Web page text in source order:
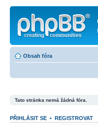
Obsah fóra
Tato stránka nemá žádná fóra.
PŘIHLÁSIT SE • REGISTROVAT